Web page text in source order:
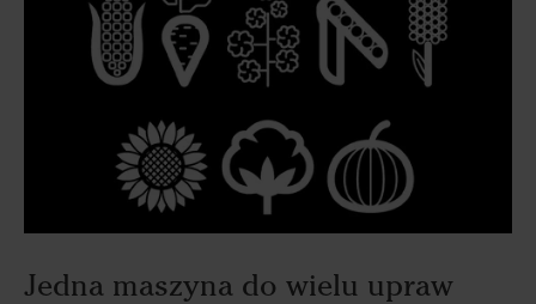
Jedna maszyna do wielu upraw